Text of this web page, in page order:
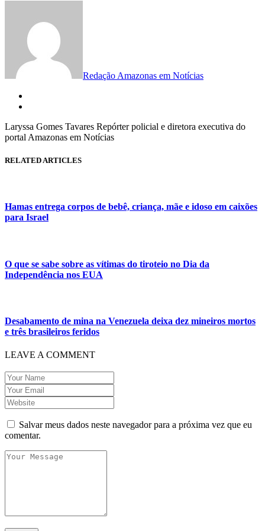
Redação Amazonas em Notícias
Laryssa Gomes Tavares Repórter policial e diretora executiva do
portal Amazonas em Notícias
RELATED ARTICLES
Hamas entrega corpos de bebê, criança, mãe e idoso em caixões
para Israel
O que se sabe sobre as vítimas do tiroteio no Dia da
Independência nos EUA
Desabamento de mina na Venezuela deixa dez mineiros mortos
e três brasileiros feridos
LEAVE A COMMENT
Salvar meus dados neste navegador para a próxima vez que eu
comentar.